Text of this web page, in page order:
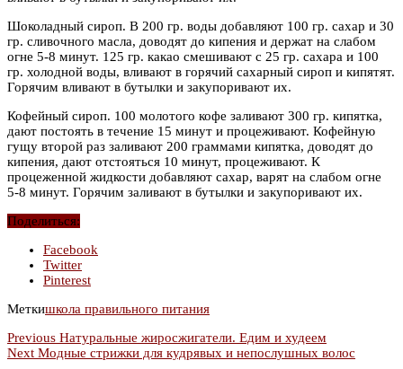
Шоколадный сироп. В 200 гр. воды добавляют 100 гр. сахар и 30
гр. сливочного масла, доводят до кипения и держат на слабом
огне 5-8 минут. 125 гр. какао смешивают с 25 гр. сахара и 100
гр. холодной воды, вливают в горячий сахарный сироп и кипятят.
Горячим вливают в бутылки и закупоривают их.
Кофейный сироп. 100 молотого кофе заливают 300 гр. кипятка,
дают постоять в течение 15 минут и процеживают. Кофейную
гущу второй раз заливают 200 граммами кипятка, доводят до
кипения, дают отстояться 10 минут, процеживают. К
процеженной жидкости добавляют сахар, варят на слабом огне
5-8 минут. Горячим заливают в бутылки и закупоривают их.
Поделиться:
Facebook
Twitter
Pinterest
Меткишкола правильного питания
Previous Натуральные жиросжигатели. Едим и худеем
Next Модные стрижки для кудрявых и непослушных волос